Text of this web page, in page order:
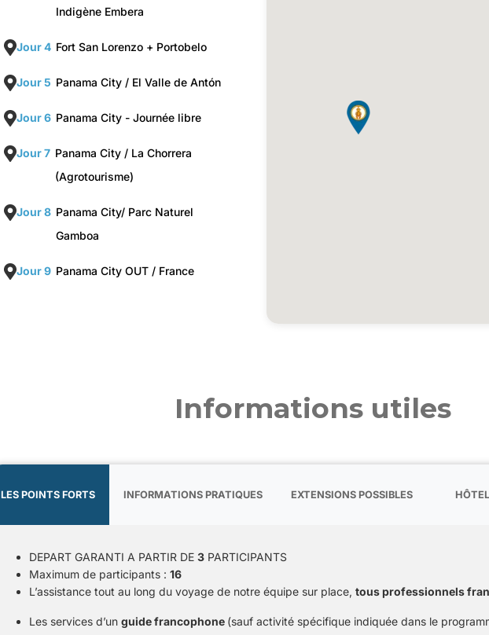
Indigène Embera
Jour 4 Fort San Lorenzo + Portobelo
Jour 5 Panama City / El Valle de Antón
Jour 6 Panama City - Journée libre
Jour 7 Panama City / La Chorrera
(Agrotourisme)
Jour 8 Panama City/ Parc Naturel
Gamboa
Jour 9 Panama City OUT / France
Informations utiles
LES POINTS FORTS INFORMATIONS PRATIQUES EXTENSIONS POSSIBLES
DEPART GARANTI A PARTIR DE 3 PARTICIPANTS
Maximum de participants : 16
L’assistance tout au long du voyage de notre équipe sur place, tous professionnels
Les services d’un guide francophone (sauf activité spécifique indiquée dans le